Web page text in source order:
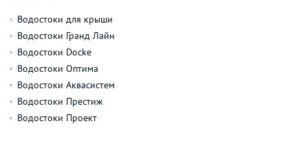
Водостоки для крыши
Водостоки Гранд Лайн
Водостоки Docke
Водостоки Оптима
Водостоки Аквасистем
Водостоки Престиж
Водостоки Проект